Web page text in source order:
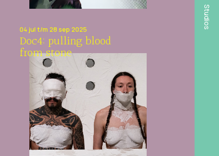
04 jul t/m 28 sep 2025
Doc4: pulling blood
from stone
Studios